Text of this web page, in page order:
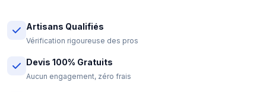
Artisans Qualifiés
Vérification rigoureuse des pros
Devis 100% Gratuits
Aucun engagement, zéro frais